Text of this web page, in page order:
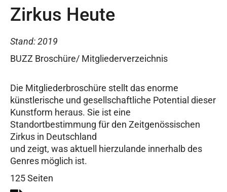
Zirkus Heute
Stand: 2019
BUZZ Broschüre/ Mitgliederverzeichnis
Die Mitgliederbroschüre stellt das enorme
künstlerische und gesellschaftliche Potential dieser
Kunstform heraus. Sie ist eine
Standortbestimmung für den Zeitgenössischen
Zirkus in Deutschland
und zeigt, was aktuell hierzulande innerhalb des
Genres möglich ist.
125 Seiten